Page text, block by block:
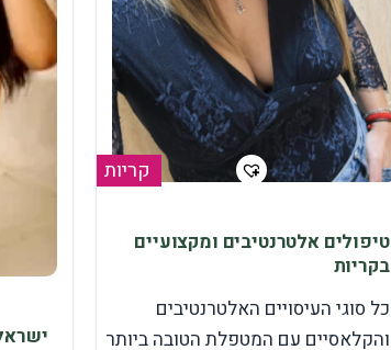
קריות
טיפולים אלטרנטיבים ומקצועיים
בקריות
כל סוגי העיסויים האלטרנטיבים
והקלאסיים עם המטפלת הטובה ביותר